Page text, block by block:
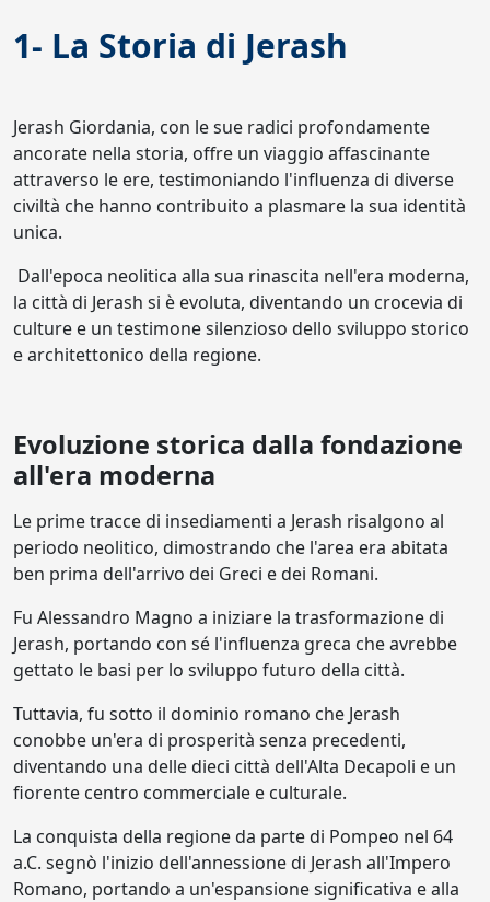
1- La Storia di Jerash
Jerash Giordania, con le sue radici profondamente
ancorate nella storia, offre un viaggio affascinante
attraverso le ere, testimoniando l'influenza di diverse
civiltà che hanno contribuito a plasmare la sua identità
unica.
Dall'epoca neolitica alla sua rinascita nell'era moderna,
la città di Jerash si è evoluta, diventando un crocevia di
culture e un testimone silenzioso dello sviluppo storico
e architettonico della regione.
Evoluzione storica dalla fondazione
all'era moderna
Le prime tracce di insediamenti a Jerash risalgono al
periodo neolitico, dimostrando che l'area era abitata
ben prima dell'arrivo dei Greci e dei Romani.
Fu Alessandro Magno a iniziare la trasformazione di
Jerash, portando con sé l'influenza greca che avrebbe
gettato le basi per lo sviluppo futuro della città.
Tuttavia, fu sotto il dominio romano che Jerash
conobbe un'era di prosperità senza precedenti,
diventando una delle dieci città dell'Alta Decapoli e un
fiorente centro commerciale e culturale.
La conquista della regione da parte di Pompeo nel 64
a.C. segnò l'inizio dell'annessione di Jerash all'Impero
Romano, portando a un'espansione significativa e alla